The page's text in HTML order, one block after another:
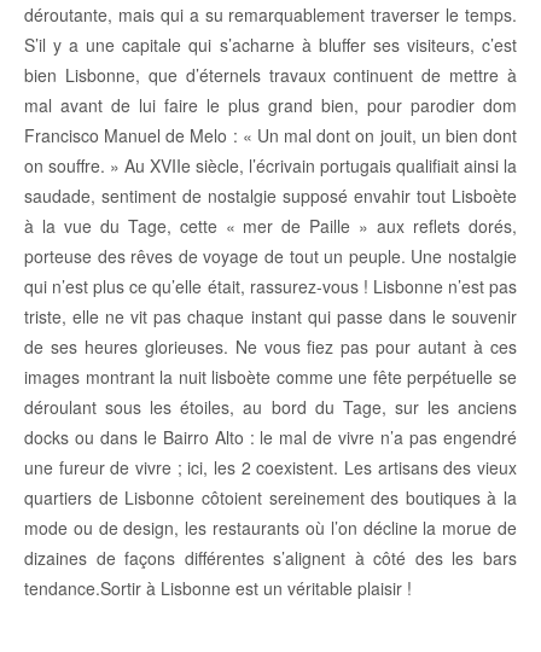
déroutante, mais qui a su remarquablement traverser le temps.
S’il y a une capitale qui s’acharne à bluffer ses visiteurs, c’est
bien Lisbonne, que d’éternels travaux continuent de mettre à
mal avant de lui faire le plus grand bien, pour parodier dom
Francisco Manuel de Melo : « Un mal dont on jouit, un bien dont
on souffre. » Au XVIIe siècle, l’écrivain portugais qualifiait ainsi la
saudade, sentiment de nostalgie supposé envahir tout Lisboète
à la vue du Tage, cette « mer de Paille » aux reflets dorés,
porteuse des rêves de voyage de tout un peuple. Une nostalgie
qui n’est plus ce qu’elle était, rassurez-vous ! Lisbonne n’est pas
triste, elle ne vit pas chaque instant qui passe dans le souvenir
de ses heures glorieuses. Ne vous fiez pas pour autant à ces
images montrant la nuit lisboète comme une fête perpétuelle se
déroulant sous les étoiles, au bord du Tage, sur les anciens
docks ou dans le Bairro Alto : le mal de vivre n’a pas engendré
une fureur de vivre ; ici, les 2 coexistent. Les artisans des vieux
quartiers de Lisbonne côtoient sereinement des boutiques à la
mode ou de design, les restaurants où l’on décline la morue de
dizaines de façons différentes s’alignent à côté des les bars
tendance.Sortir à Lisbonne est un véritable plaisir !